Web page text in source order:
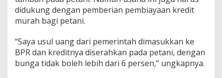
didukung dengan pemberian pembiayaan kredit
murah bagi petani.
“Saya usul uang dari pemerintah dimasukkan ke
BPR dan kreditnya diserahkan pada petani, dengan
bunga tidak boleh lebih dari 6 persen,” ungkapnya.